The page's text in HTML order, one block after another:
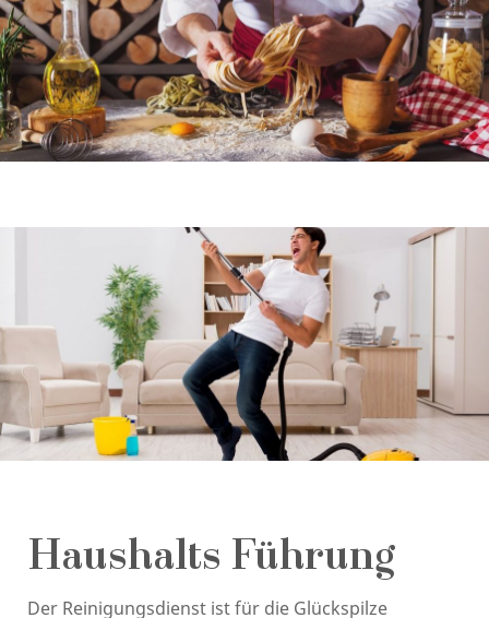
Haushalts Führung
Der Reinigungsdienst ist für die Glückspilze